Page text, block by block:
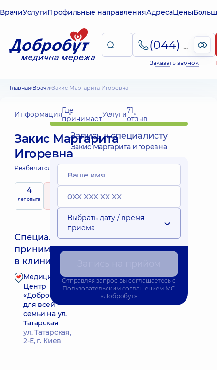
ВрачиУслугиПрофильные направленияАдресаЦены
(044) 495-2-888
Заказать звонок
Главная Врачи Закис Маргарита Игоревна
ИнформацияГде
принимаетУслуги71
отзыв
Закис Маргарита
Игоревна
Реабилитолог;
4
лет опыта рейтингна основе
Выездные
Специалист
принимает
в клинике
Ближайшее время приема: 09.08.2026 9:00
Медицинский
Центр
«Добробут»
для всей
семьи на ул.
Татарская
ул. Татарская,
2-Е, г. Киев
Запись к специалисту
Запись к специалисту
Закис Маргарита Игоревна
Выбрать дату / время
приема
Отправляя запрос вы соглашаетесь с
Пользовательским соглашением МС
«Добробут»